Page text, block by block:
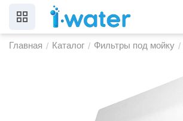
Главная / Каталог / Фильтры под мойку /